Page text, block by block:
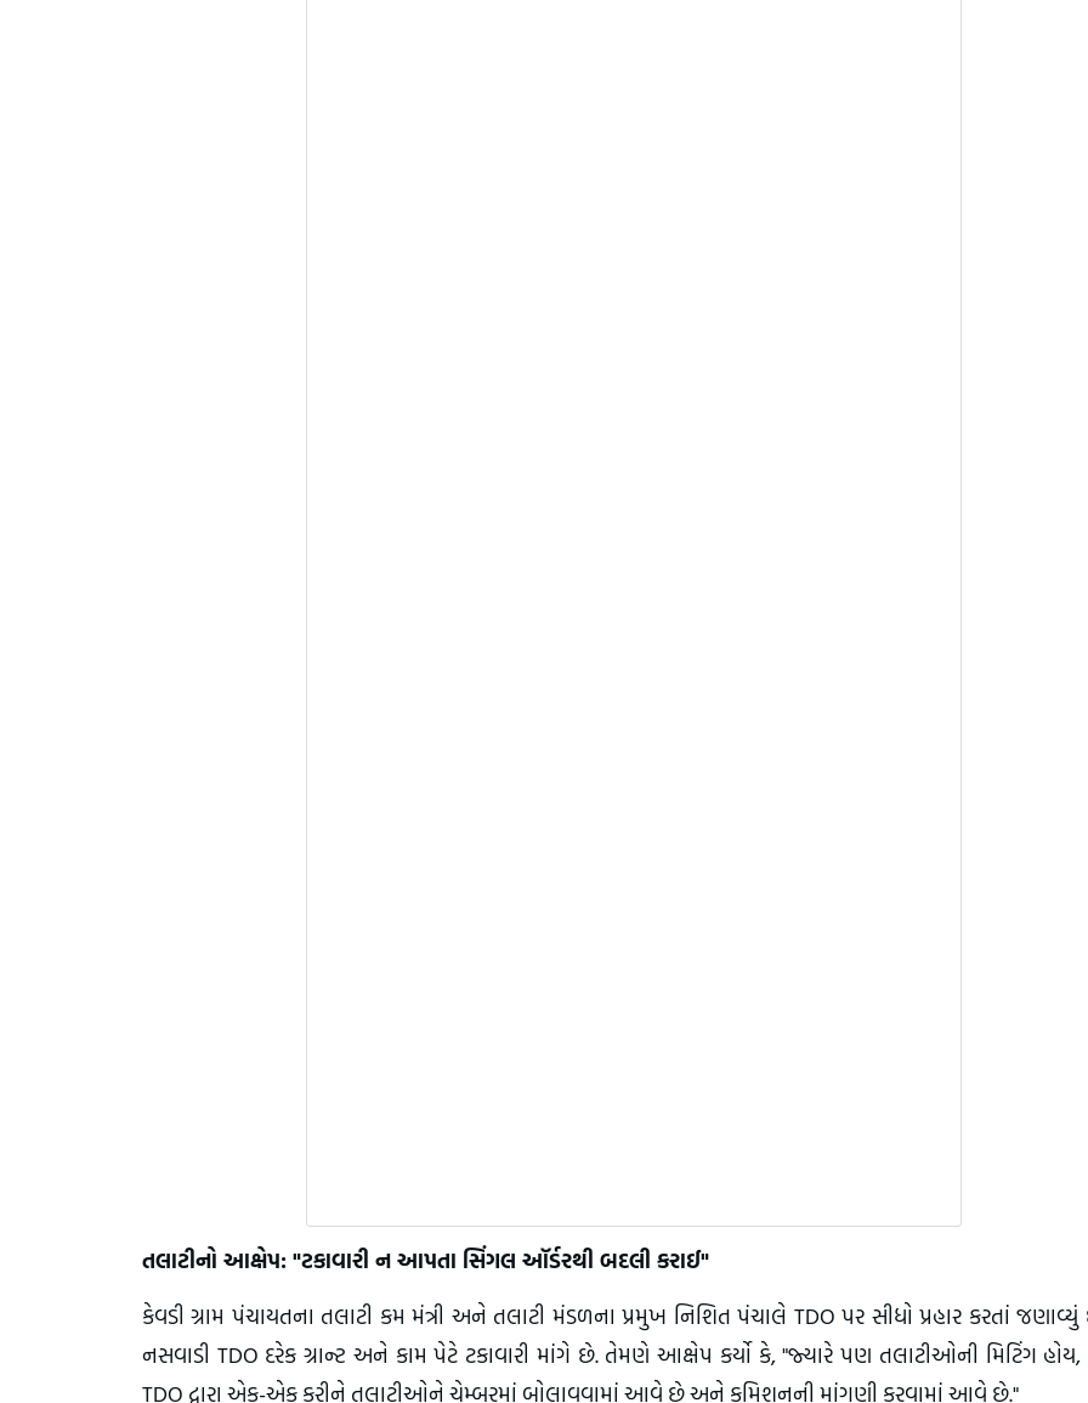
તલાટીનો આક્ષેપ: "ટકાવારી ન આપતા સિંગલ ઑર્ડરથી બદલી કરાઈ"
કેવડી ગ્રામ પંચાયતના તલાટી કમ મંત્રી અને તલાટી મંડળના પ્રમુખ નિશિત પંચાલે TDO પર સીધો પ્રહાર કરતાં
નસવાડી TDO દરેક ગ્રાન્ટ અને કામ પેટે ટકાવારી માંગે છે. તેમણે આક્ષેપ કર્યો કે, "જ્યારે પણ તલાટીઓની મિટિંગ હોય,
TDO દ્વારા એક-એક કરીને તલાટીઓને ચેમ્બરમાં બોલાવવામાં આવે છે અને કમિશનની માંગણી કરવામાં આવે છે."